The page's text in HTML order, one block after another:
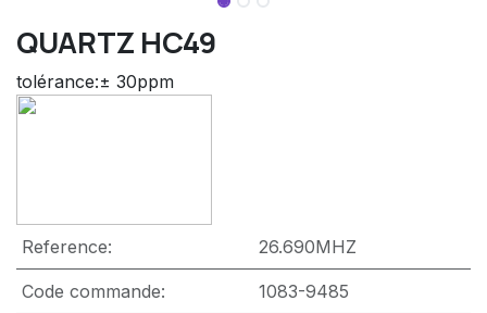
QUARTZ HC49
tolérance:± 30ppm
Reference: 26.690MHZ
Code commande: 1083-9485